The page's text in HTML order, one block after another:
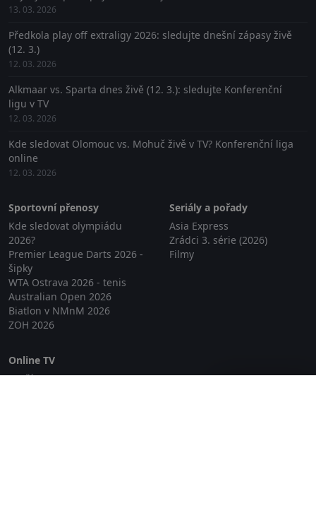
13. 03. 2026
Předkola play off extraligy 2026: sledujte dnešní zápasy živě
(12. 3.)
12. 03. 2026
Alkmaar vs. Sparta dnes živě (12. 3.): sledujte Konferenční
ligu v TV
12. 03. 2026
Kde sledovat Olomouc vs. Mohuč živě v TV? Konferenční liga
online
12. 03. 2026
Sportovní přenosy
Kde sledovat olympiádu
2026?
Premier League Darts 2026 -
šipky
WTA Ostrava 2026 - tenis
Australian Open 2026
Biatlon v NMnM 2026
ZOH 2026
Seriály a pořady
Asia Express
Zrádci 3. série (2026)
Filmy
Online TV
Lepší.TV